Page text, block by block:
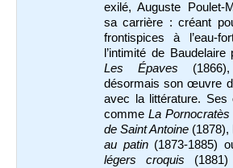
exilé, Auguste Poulet-
sa carrière : créant
frontispices à l’eau-
l’intimité de
Les Épaves
désormais son œuvre
avec la littérature.
commeLa Pornocratès
de Saint Antoine (1878),
au patin(1873-1885)
légers croquis